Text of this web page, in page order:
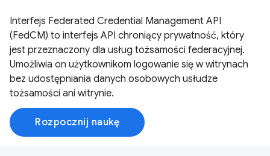
Interfejs Federated Credential Management API
(FedCM) to interfejs API chroniący prywatność, który
jest przeznaczony dla usług tożsamości federacyjnej.
Umożliwia on użytkownikom logowanie się w witrynach
bez udostępniania danych osobowych usłudze
tożsamości ani witrynie.
Rozpocznij naukę